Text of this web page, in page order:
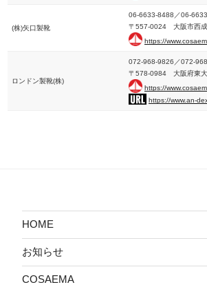
(株)矢口製靴
06-6633-8488／06-
〒557-0024 大阪市西
https://
ロンドン製靴(株)
072-968-9826／072-
〒578-0984 大阪府東
https://
https://www.an-
HOME
お知らせ
COSAEMA